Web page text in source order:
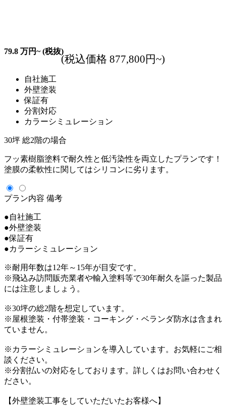
79.8 万円~(税抜)
(税込価格 877,800円~)
自社施工
外壁塗装
保証有
分割対応
カラーシミュレーション
30坪 総2階の場合
フッ素樹脂塗料で耐久性と低汚染性を両立したプランです！
塗膜の柔軟性に関してはシリコンに劣ります。
プラン内容 備考
●自社施工
●外壁塗装
●保証有
●カラーシミュレーション
※耐用年数は12年～15年が目安です。
※飛込み訪問販売業者や輸入塗料等で30年耐久を謳った製品
には注意しましょう。
※30坪の総2階を想定しています。
※屋根塗装・付帯塗装・コーキング・ベランダ防水は含まれ
ていません。
※カラーシミュレーションを導入しています。お気軽にご相
談ください。
※分割払いの対応をしております。詳しくはお問い合わせく
ださい。
【外壁塗装工事をしていただいたお客様へ】